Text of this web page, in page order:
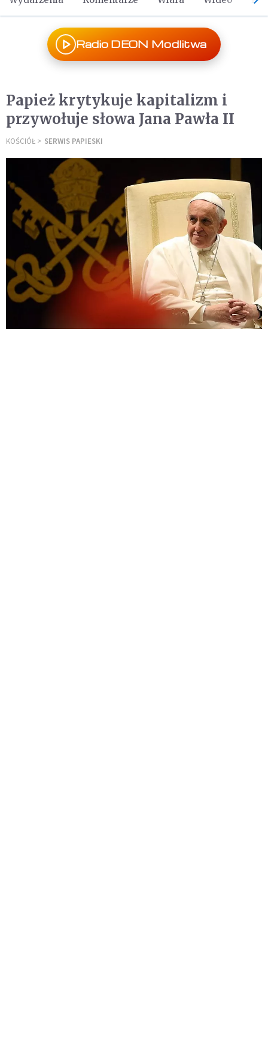
Radio DEON Modlitwa
Papież krytykuje kapitalizm i
przywołuje słowa Jana Pawła II
KOŚCIÓŁ SERWIS PAPIESKI